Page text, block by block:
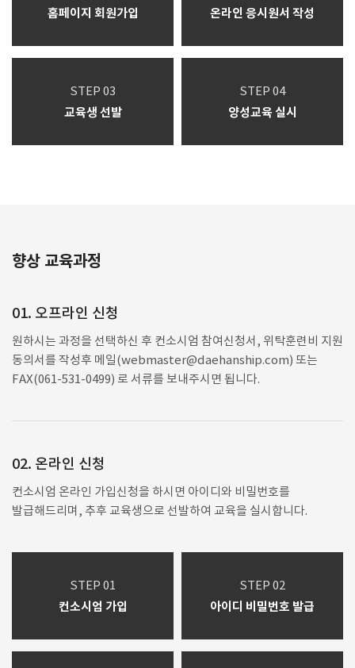
홈페이지 회원가입
온라인 응시원서 작성
STEP 03
교육생 선발
STEP 04
양성교육 실시
향상 교육과정
01. 오프라인 신청
원하시는 과정을 선택하신 후 컨소시엄 참여신청서, 위탁훈련비 지원
동의서를 작성후 메일(webmaster@daehanship.com) 또는
FAX(061-531-0499) 로 서류를 보내주시면 됩니다.
02. 온라인 신청
컨소시엄 온라인 가입신청을 하시면 아이디와 비밀번호를
발급해드리며, 추후 교육생으로 선발하여 교육을 실시합니다.
STEP 01
컨소시엄 가입
STEP 02
아이디 비밀번호 발급